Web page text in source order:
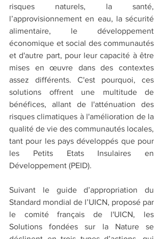
risques naturels, la santé,
l’approvisionnement en eau, la sécurité
alimentaire, le développement
économique et social des communautés
et d'autre part, pour leur capacité à être
mises en œuvre dans des contextes
assez différents. C'est pourquoi, ces
solutions offrent une multitude de
bénéfices, allant de l'atténuation des
risques climatiques à l'amélioration de la
qualité de vie des communautés locales,
tant pour les pays développés que pour
les Petits Etats Insulaires en
Développement (PEID).
Suivant le guide d’appropriation du
Standard mondial de l’UICN, proposé par
le comité français de l'UICN, les
Solutions fondées sur la Nature se